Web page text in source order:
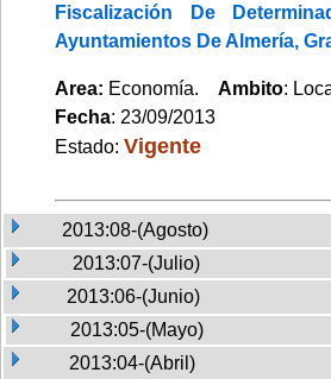
Fiscalización De
Ayuntamientos De Almería,
Area: Economía. Ambito:
Fecha: 23/09/2013
Estado: Vigente
2013:08-(Agosto)
2013:07-(Julio)
2013:06-(Junio)
2013:05-(Mayo)
2013:04-(Abril)